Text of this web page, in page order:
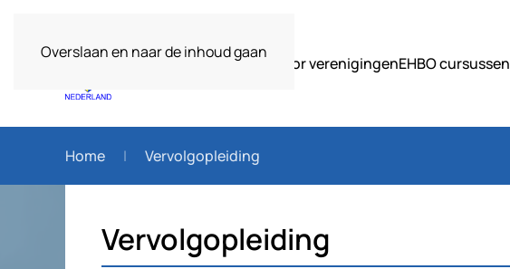
Overslaan en naar de inhoud gaan
Over ons Voor verenigingenEHBO cursussen
Home Vervolgopleiding
Vervolgopleiding